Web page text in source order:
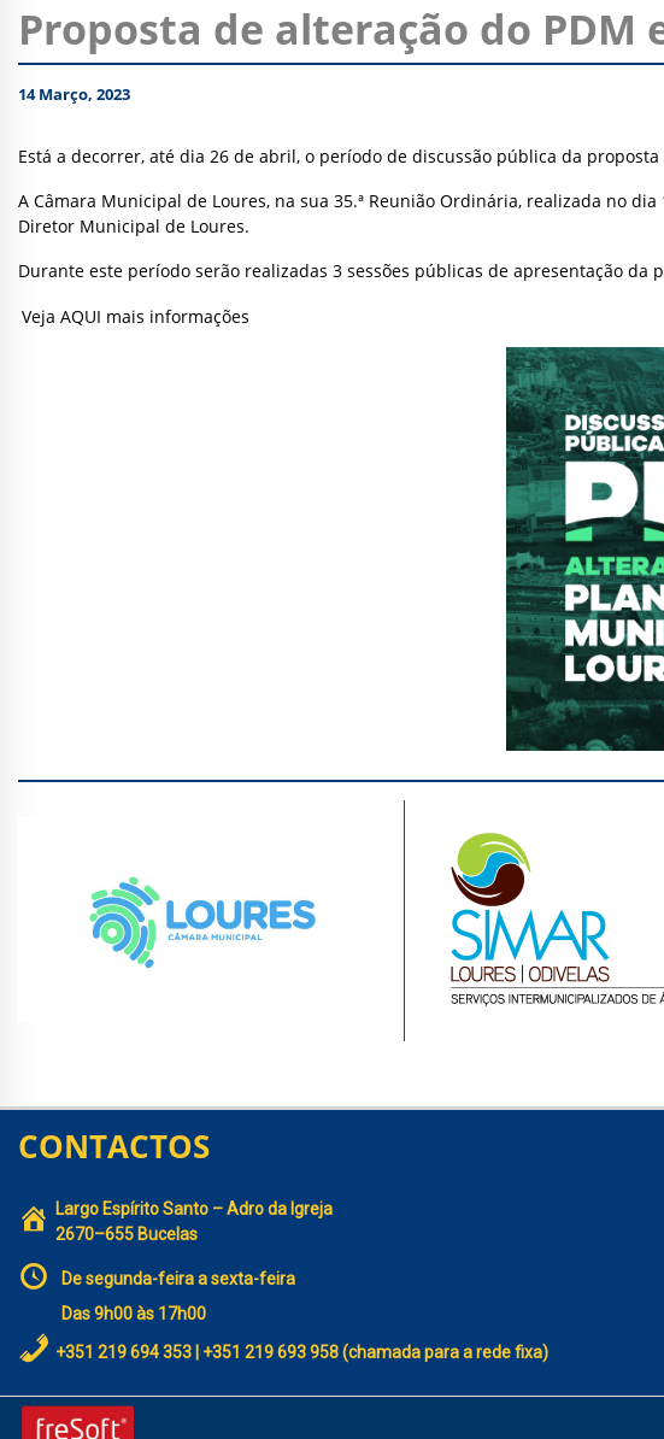
Proposta de alteração do PDM
14 Março, 2023
Está a decorrer, até dia 26 de abril, o período de discussão pública da
A Câmara Municipal de Loures, na sua 35.ª Reunião Ordinária, realizada no
Diretor Municipal de Loures.
Durante este período serão realizadas 3 sessões públicas de apresentação da
Veja AQUI mais informações
CONTACTOS
Largo Espírito Santo – Adro da Igreja
2670–655 Bucelas
De segunda-feira a sexta-feira
Das 9h00 às 17h00
+351 219 694 353 | +351 219 693 958 (chamada para a rede fixa)